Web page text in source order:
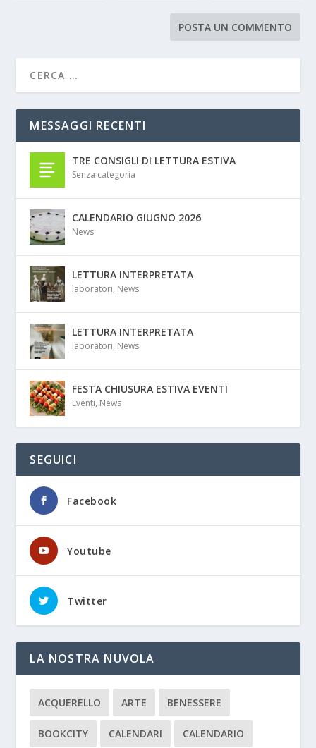
MESSAGGI RECENTI
TRE CONSIGLI DI LETTURA ESTIVA
Senza categoria
CALENDARIO GIUGNO 2026
News
LETTURA INTERPRETATA
laboratori, News
LETTURA INTERPRETATA
laboratori, News
FESTA CHIUSURA ESTIVA EVENTI
Eventi, News
SEGUICI
Facebook
Youtube
Twitter
LA NOSTRA NUVOLA
ACQUERELLO ARTE BENESSERE
BOOKCITY CALENDARI CALENDARIO